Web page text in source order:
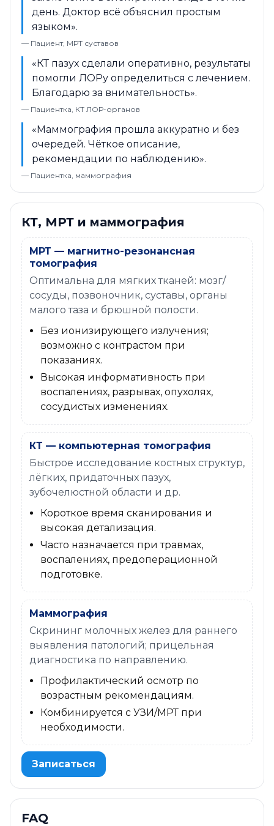
день. Доктор всё объяснил простым
языком».
— Пациент, МРТ суставов
«КТ пазух сделали оперативно, результаты
помогли ЛОРу определиться с лечением.
Благодарю за внимательность».
— Пациентка, КТ ЛОР-органов
«Маммография прошла аккуратно и без
очередей. Чёткое описание,
рекомендации по наблюдению».
— Пациентка, маммография
КТ, МРТ и маммография
МРТ — магнитно-резонансная
томография
Оптимальна для мягких тканей: мозг/
сосуды, позвоночник, суставы, органы
малого таза и брюшной полости.
Без ионизирующего излучения;
возможно с контрастом при
показаниях.
Высокая информативность при
воспалениях, разрывах, опухолях,
сосудистых изменениях.
КТ — компьютерная томография
Быстрое исследование костных структур,
лёгких, придаточных пазух,
зубочелюстной области и др.
Короткое время сканирования и
высокая детализация.
Часто назначается при травмах,
воспалениях, предоперационной
подготовке.
Маммография
Скрининг молочных желез для раннего
выявления патологий; прицельная
диагностика по направлению.
Профилактический осмотр по
возрастным рекомендациям.
Комбинируется с УЗИ/МРТ при
необходимости.
Записаться
FAQ